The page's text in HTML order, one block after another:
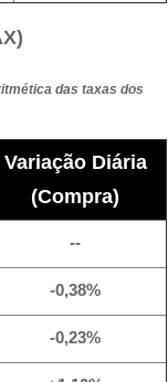
das taxas dos
Variação Diária
(Compra)
--
-0,38%
-0,23%